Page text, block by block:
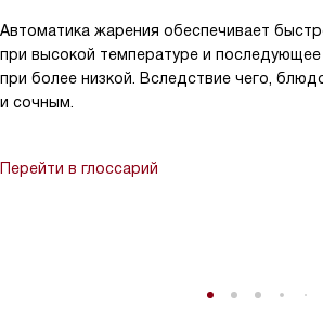
Автоматика жарения обеспечивает
при высокой температуре и последующее
при более низкой. Вследствие чего,
и сочным.
Перейти в глоссарий